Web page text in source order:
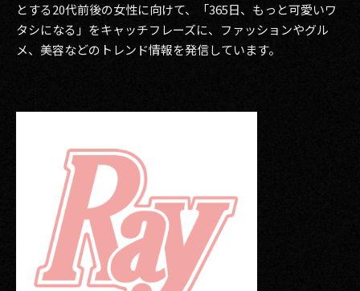
とする20代前後の女性に向けて、「365日、もっと可愛いワ
タシになる」をキャッチフレーズに、ファッションやグル
メ、美容などのトレンド情報を発信しています。